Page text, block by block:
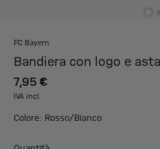
FC Bayern
Bandiera con logo e
7,95 €
IVA incl.
Colore: Rosso/Bianco